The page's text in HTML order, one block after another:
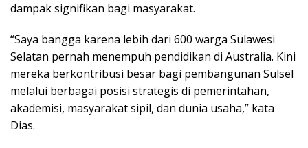
dampak signifikan bagi masyarakat.
“Saya bangga karena lebih dari 600 warga Sulawesi
Selatan pernah menempuh pendidikan di Australia. Kini
mereka berkontribusi besar bagi pembangunan Sulsel
melalui berbagai posisi strategis di pemerintahan,
akademisi, masyarakat sipil, dan dunia usaha,” kata
Dias.